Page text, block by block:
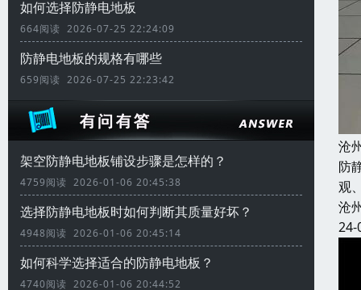
如何选择防静电地板
664阅读 2026-07-25 22:24:09
防静电地板的规格有哪些
659阅读 2026-07-25 22:23:42
架空防静电地板铺设步骤是怎样的？
4759阅读 2026-01-06 20:45:38
选择防静电地板时如何判断其质量好坏？
4948阅读 2026-01-06 20:45:14
如何科学选择适合的防静电地板？
4740阅读 2026-01-06 20:44:52
沧
防
观
沧
24-